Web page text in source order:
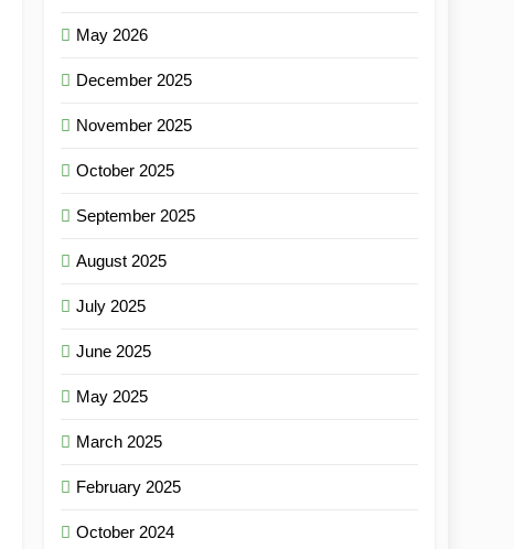
May 2026
December 2025
November 2025
October 2025
September 2025
August 2025
July 2025
June 2025
May 2025
March 2025
February 2025
October 2024